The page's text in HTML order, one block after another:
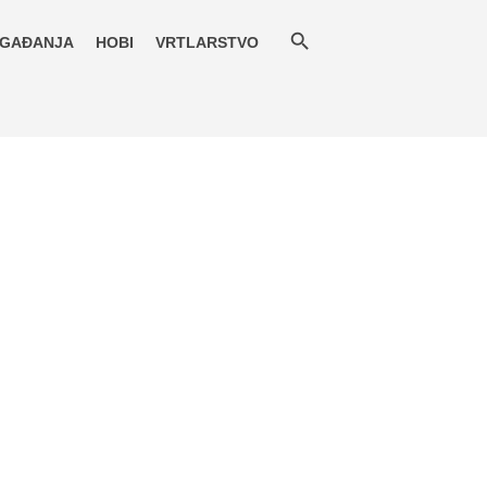
HOBI VRTLARSTVO